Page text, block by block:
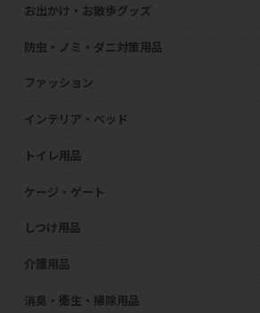
お出かけ・お散歩グッズ
防虫・ノミ・ダニ対策用品
ファッション
インテリア・ベッド
トイレ用品
ケージ・ゲート
しつけ用品
介護用品
消臭・衛生・掃除用品